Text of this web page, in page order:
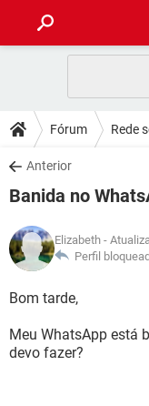
CELULAR
OUTLOOK
INSTAGRAM
GUIA DE COMPRAS
DICAS
JOGOS
INSTAGRAM
GUIA DE COMPRAS
DOWNLOADS
JOGOS
CELULAR
OUTLOOK
INSTAGRAM
JOGOS
CELULAR
OUTLOOK
INSTAGRAM
GLOSSÁRIO
OUTLOOK
Fórum Rede
Anterior
Banida no
Elizabeth -
Perfil
Bom tarde,
Meu WhatsApp está
devo fazer?